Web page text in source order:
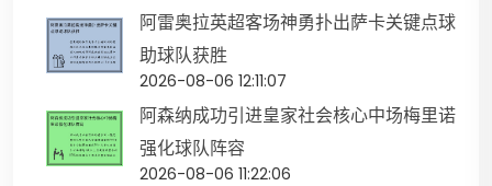
阿雷奥拉英超客场神勇扑出萨卡关键点球
助球队获胜
2026-08-06 12:11:07
阿森纳成功引进皇家社会核心中场梅里诺
强化球队阵容
2026-08-06 11:22:06